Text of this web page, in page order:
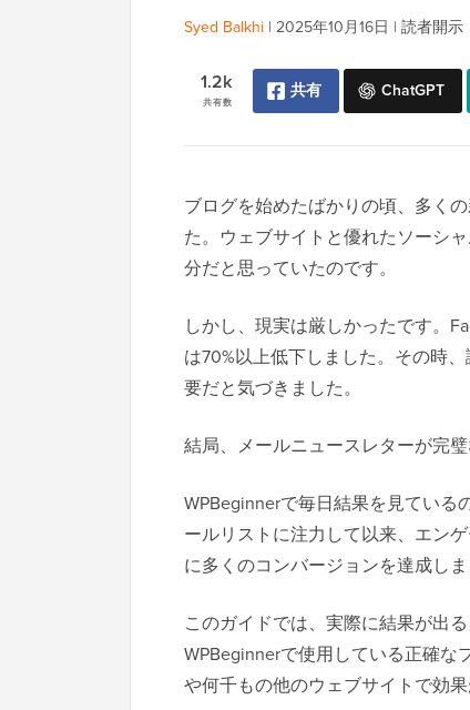
Syed Balkhi | 2025年10月16日 | 読者開示
共有数
1.2k 共有 ChatGPT
ブログを始めたばかりの頃、多く
た。ウェブサイトと優れたソーシ
分だと思っていたのです。
しかし、現実は厳しかったです。
は70%以上低下しました。その時
要だと気づきました。
結局、メールニュースレターが完
WPBeginnerで毎日結果を見ている
ールリストに注力して以来、エン
に多くのコンバージョンを達成しま
このガイドでは、実際に結果が出
WPBeginnerで使用している正確な
や何千もの他のウェブサイトで効